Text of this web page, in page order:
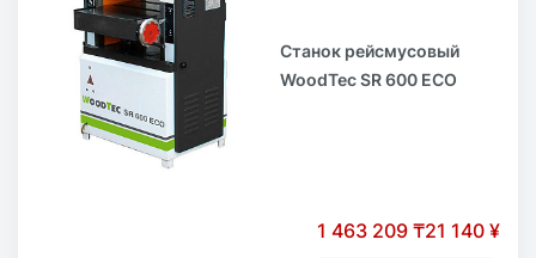
Станок рейсмусовый
WoodTec SR 600 ECO
1 463 209 ₸21 140 ¥